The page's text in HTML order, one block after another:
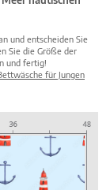
und entscheiden Sie
Sie die Größe der
und fertig!
für Jungen